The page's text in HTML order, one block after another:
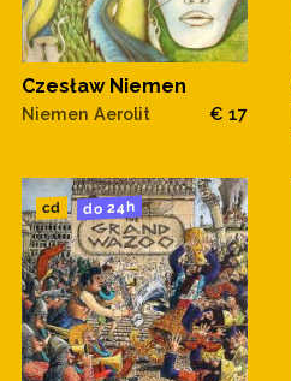
Czesław Niemen
Niemen Aerolit € 17
cd do 24h